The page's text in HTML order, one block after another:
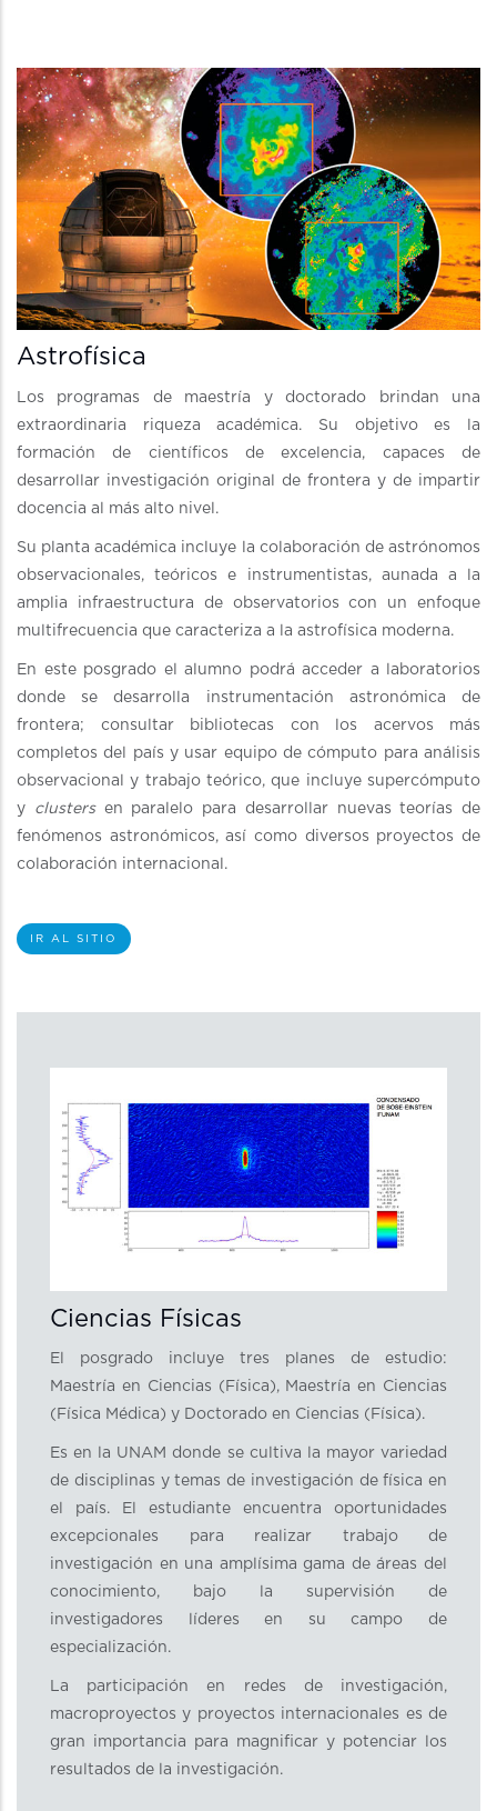
Astrofísica
Los programas de maestría y doctorado brindan una
extraordinaria riqueza académica. Su objetivo es la
formación de científicos de excelencia, capaces de
desarrollar investigación original de frontera y de impartir
docencia al más alto nivel.
Su planta académica incluye la colaboración de astrónomos
observacionales, teóricos e instrumentistas, aunada a la
amplia infraestructura de observatorios con un enfoque
multifrecuencia que caracteriza a la astrofísica moderna.
En este posgrado el alumno podrá acceder a laboratorios
donde se desarrolla instrumentación astronómica de
frontera; consultar bibliotecas con los acervos más
completos del país y usar equipo de cómputo para análisis
observacional y trabajo teórico, que incluye supercómputo
y clustersen paralelo para desarrollar nuevas teorías de
fenómenos astronómicos, así como diversos proyectos de
colaboración internacional.
IR AL SITIO
Ciencias Físicas
El posgrado incluye tres planes de estudio:
Maestría en Ciencias (Física), Maestría en Ciencias
(Física Médica) y Doctorado en Ciencias (Física).
Es en la UNAM donde se cultiva la mayor variedad
de disciplinas y temas de investigación de física en
el país. El estudiante encuentra oportunidades
excepcionales para realizar trabajo de
investigación en una amplísima gama de áreas del
conocimiento, bajo la supervisión de
investigadores líderes en su campo de
especialización.
La participación en redes de investigación,
macroproyectos y proyectos internacionales es de
gran importancia para magnificar y potenciar los
resultados de la investigación.